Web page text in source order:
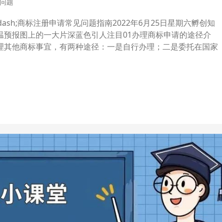
商标注册申请常见问题指南2022年6月25日星期六孵创知
报图上的一大片深蓝色引人注目01办理商标申请的途径介
他商标事宜，有两种途径：一是自行办理；二是委托在国家